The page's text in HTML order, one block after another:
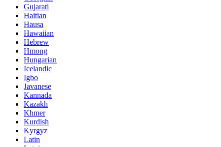
Gujarati
Haitian
Hausa
Hawaiian
Hebrew
Hmong
Hungarian
Icelandic
Igbo
Javanese
Kannada
Kazakh
Khmer
Kurdish
Kyrgyz
Latin